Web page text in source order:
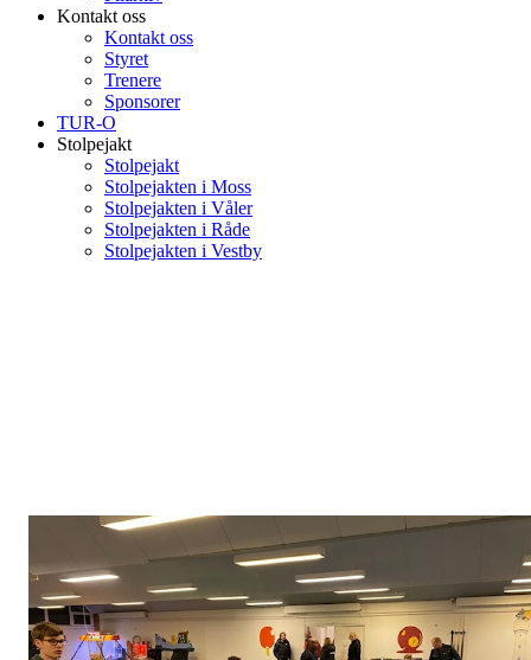
Kontakt oss
Kontakt oss
Styret
Trenere
Sponsorer
TUR-O
Stolpejakt
Stolpejakt
Stolpejakten i Moss
Stolpejakten i Våler
Stolpejakten i Råde
Stolpejakten i Vestby